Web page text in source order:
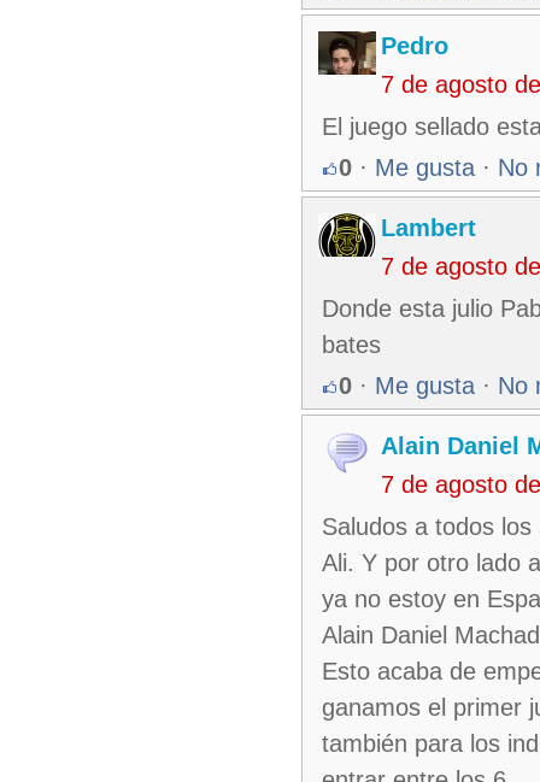
Pedro
7 de agosto
El juego sellado
0 · Me gusta · No
Lambert
7 de agosto
Donde esta julio
bates
0 · Me gusta · No
Alain Daniel
7 de agosto
Saludos a todos
Ali. Y por otro lado
ya no estoy en
Alain Daniel
Esto acaba de
ganamos el primer
también para los